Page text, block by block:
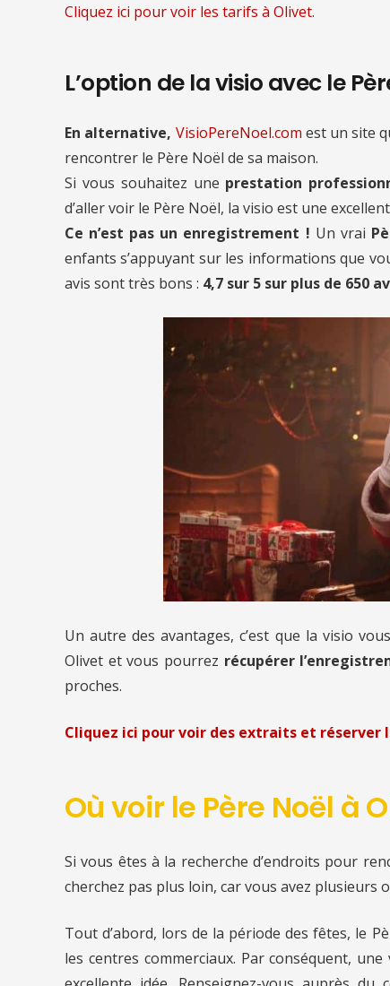
Cliquez ici pour voir les tarifs à Olivet.
L’option de la visio avec le
En alternative, VisioPereNoel.com est un site
rencontrer le Père Noël de sa maison.
Si vous souhaitez une prestation
d’aller voir le Père Noël, la visio est une
Ce n’est pas un enregistrement ! Un vrai
enfants s’appuyant sur les informations que
avis sont très bons : 4,7 sur 5 sur plus de 650
Un autre des avantages, c’est que la visio
Olivet et vous pourrez récupérer
proches.
Cliquez ici pour voir des extraits et réserver
Où voir le Père Noël à
Si vous êtes à la recherche d’endroits pour
cherchez pas plus loin, car vous avez plusieurs
Tout d’abord, lors de la période des fêtes, le
les centres commerciaux. Par conséquent,